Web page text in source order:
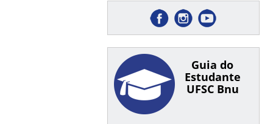
Guia do
Estudante
UFSC Bnu